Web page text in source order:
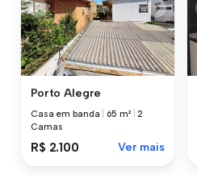
Porto Alegre
Casa em banda 65 m² |2
Camas
R$ 2.100 Ver mais